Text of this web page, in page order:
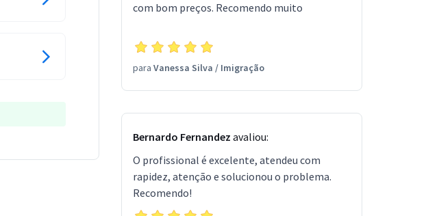
com bom preços. Recomendo muito
para Vanessa Silva / Imigração
Bernardo Fernandez avaliou:
O profissional é excelente, atendeu com
rapidez, atenção e solucionou o problema.
Recomendo!